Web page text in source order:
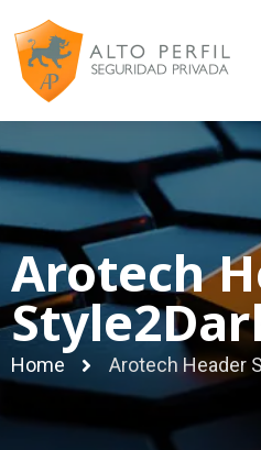
Arotech
Home Arotech Header